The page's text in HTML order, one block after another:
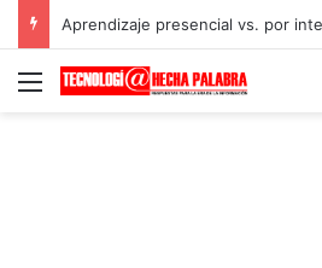
Aprendizaje presencial vs. por
Menú